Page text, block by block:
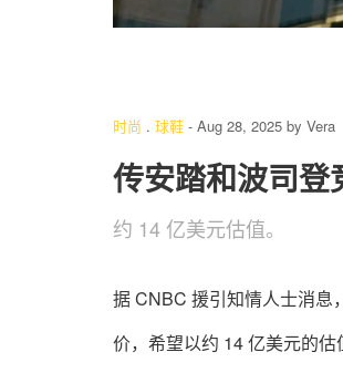
时尚 . 球鞋 - Aug 28, 2025 by Vera
传安踏和波司
约 14 亿美元估值。
据 CNBC 援引知情人士消息
价，希望以约 14 亿美元的